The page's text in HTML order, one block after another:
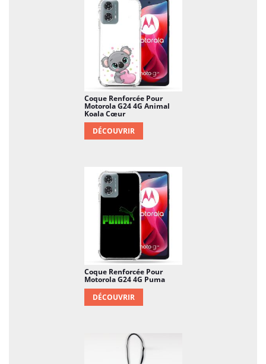
Coque Renforcée Pour
Motorola G24 4G Animal
Koala Cœur
DÉCOUVRIR
Coque Renforcée Pour
Motorola G24 4G Puma
DÉCOUVRIR